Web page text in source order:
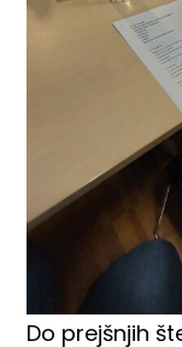
Do prejšnjih